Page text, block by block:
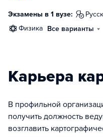
Экзамены в 1 вузе:
физика Все варианты
Карьера
В профильной
получить должность
возглавить